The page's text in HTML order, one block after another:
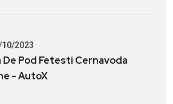
10/2023
De Pod Fetesti Cernavoda
- AutoX